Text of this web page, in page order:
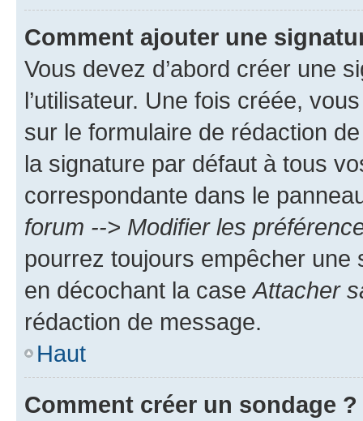
Comment ajouter une
Vous devez d’abord créer une
l’utilisateur. Une fois créée,
sur le formulaire de rédaction
la signature par défaut à tous
correspondante dans le
forum --> Modifier les
pourrez toujours empêcher une
en décochant la case Attacher
rédaction de message.
Haut
Comment créer un sondage ?